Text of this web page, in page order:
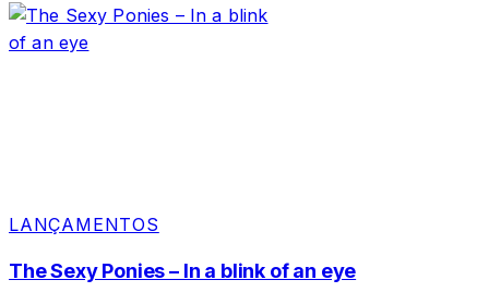
LANÇAMENTOS
The Sexy Ponies – In a blink of an eye